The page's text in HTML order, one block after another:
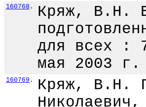
160768 .
Кряж, В.Н.
для всех :
мая 2003
160769 .
Кряж, В.Н.